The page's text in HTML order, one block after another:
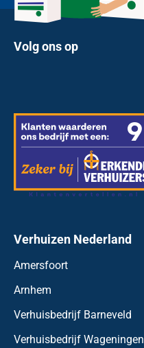
Volg ons op
Verhuizen Nederland
Amersfoort
Arnhem
Verhuisbedrijf Barneveld
Verhuisbedrijf Wageningen